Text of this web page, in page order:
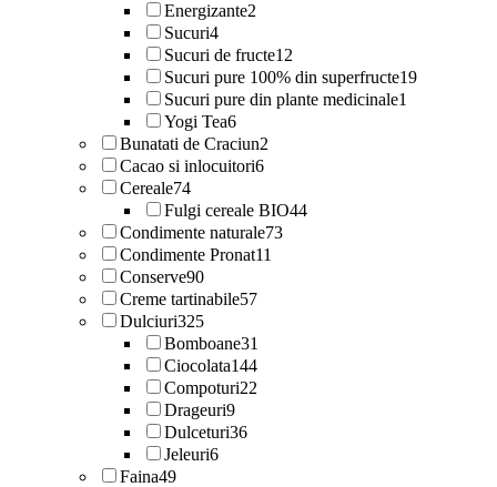
Energizante2
Sucuri4
Sucuri de fructe12
Sucuri pure 100% din superfructe19
Sucuri pure din plante medicinale1
Yogi Tea6
Bunatati de Craciun2
Cacao si inlocuitori6
Cereale74
Fulgi cereale BIO44
Condimente naturale73
Condimente Pronat11
Conserve90
Creme tartinabile57
Dulciuri325
Bomboane31
Ciocolata144
Compoturi22
Drageuri9
Dulceturi36
Jeleuri6
Faina49